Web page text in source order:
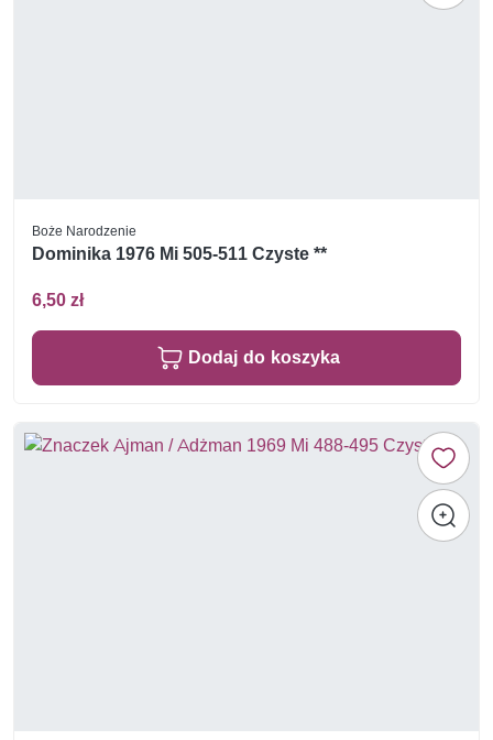
Boże Narodzenie
Dominika 1976 Mi 505-511 Czyste **
6,50 zł
Dodaj do koszyka